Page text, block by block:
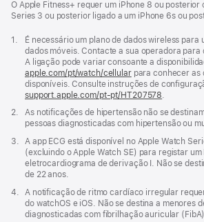
O Apple Fitness+ requer um iPhone 8 ou posterior
Series 3 ou posterior ligado a um iPhone 6s ou
Nota
rodapé
1.
É necessário um plano de dados wireless para
dados móveis. Contacte a sua operadora para
A ligação pode variar consoante a
apple.com/pt/watch/cellularpara conhecer as
disponíveis. Consulte instruções de
support.apple.com/pt-pt/HT207578
nova
janela)
Nota
2.
As notificações de hipertensão não se
pessoas diagnosticadas com hipertensão ou
Nota
rodapé
3.
A app ECG está disponível no Apple Watch
(excluindo o Apple Watch SE) para registar um
eletrocardiograma de derivação I. Não se
de 22 anos.
Nota
rodapé
4.
A notificação de ritmo cardíaco irregular
do watchOS e iOS. Não se destina a menores
diagnosticadas com fibrilhação auricular (FibA).